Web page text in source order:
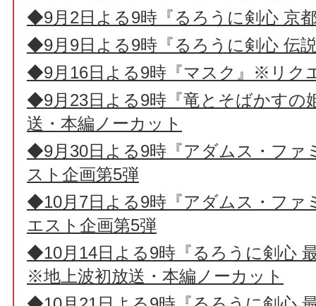
◆9月2日よる9時『るろうに剣心 京
◆9月9日よる9時『るろうに剣心 伝
◆9月16日よる9時『マスク』※リク
◆9月23日よる9時『竜とそばかすの
送・本編ノーカット
◆9月30日よる9時『アダムス・フ
スト企画第5弾
◆10月7日よる9時『アダムス・ファ
エスト企画第5弾
◆10月14日よる9時『るろうに剣心
※地上波初放送・本編ノーカット